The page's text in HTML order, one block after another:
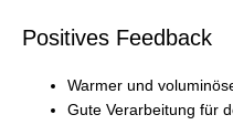
Positives Feedback
Warmer und
Gute Verarbeitung für